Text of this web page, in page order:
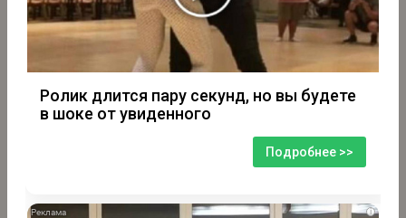
Ролик длится пару секунд, но вы будете
в шоке от увиденного
Подробнее >>
i